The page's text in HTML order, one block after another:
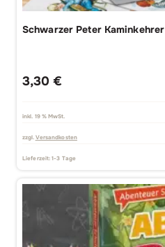
Schwarzer Peter Kaminkehrer
3,30 €
inkl. 19 % MwSt.
zzgl. Versandkosten
Lieferzeit:1-3 Tage